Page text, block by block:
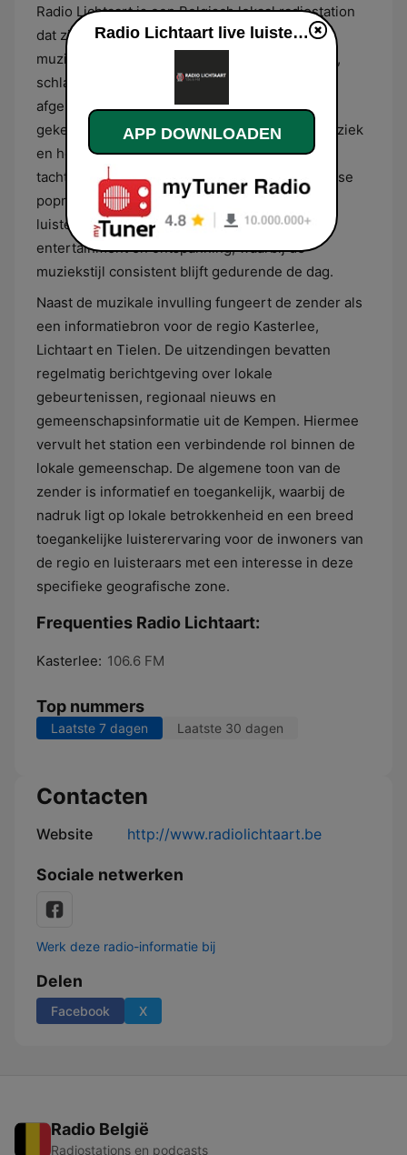
Radio Lichtaart is een Belgisch lokaal radiostation
dat zich richt op een breed publiek met een
muziekmix bestaande uit Nederlandstalige hits,
schlagers en internationale klassiekers uit de
afgelopen decennia. De programmatie wordt
gekenmerkt door een focus op melodieuze muziek
en herkenbare nummers uit de jaren zeventig,
tachtig en negentig, aangevuld met hedendaagse
popmuziek die aansluit bij een familiaal
luisterpubliek. Het format is primair gericht op
entertainment en ontspanning, waarbij de
muziekstijl consistent blijft gedurende de dag.
Naast de muzikale invulling fungeert de zender als
een informatiebron voor de regio Kasterlee,
Lichtaart en Tielen. De uitzendingen bevatten
regelmatig berichtgeving over lokale
gebeurtenissen, regionaal nieuws en
gemeenschapsinformatie uit de Kempen. Hiermee
vervult het station een verbindende rol binnen de
lokale gemeenschap. De algemene toon van de
zender is informatief en toegankelijk, waarbij de
nadruk ligt op lokale betrokkenheid en een breed
toegankelijke luisterervaring voor de inwoners van
de regio en luisteraars met een interesse in deze
specifieke geografische zone.
Frequenties Radio Lichtaart:
Kasterlee: 106.6 FM
Top nummers
Laatste 7 dagen Laatste 30 dagen
Contacten
Website http://www.radiolichtaart.be
Sociale netwerken
Werk deze radio-informatie bij
Delen
Facebook X
Radio België
Radiostations en podcasts
Radio Lichtaart live luisteren
APP DOWNLOADEN